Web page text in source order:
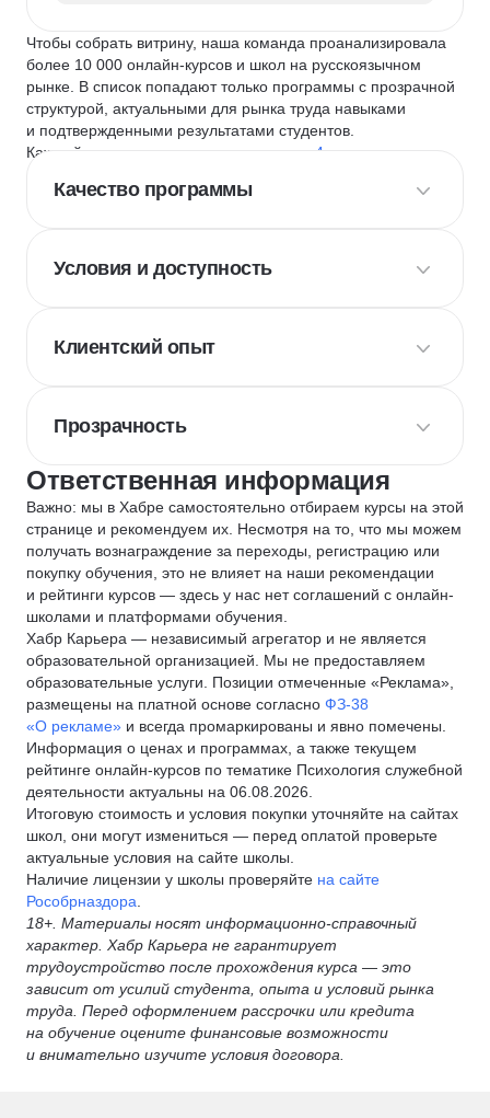
Чтобы собрать витрину, наша команда проанализировала
более 10 000 онлайн-курсов и школ на русскоязычном
рынке. В список попадают только программы с прозрачной
структурой, актуальными для рынка труда навыками
и подтвержденными результатами студентов.
Каждый курс и школу мы оцениваем по
4 критериям
Качество программы
Условия и доступность
Клиентский опыт
Прозрачность
Ответственная информация
Важно: мы в Хабре самостоятельно отбираем курсы на этой
странице и рекомендуем их. Несмотря на то, что мы можем
получать вознаграждение за переходы, регистрацию или
покупку обучения, это не влияет на наши рекомендации
и рейтинги курсов — здесь у нас нет соглашений с онлайн-
школами и платформами обучения.
Хабр Карьера — независимый агрегатор и не является
образовательной организацией. Мы не предоставляем
образовательные услуги. Позиции отмеченные «Реклама»,
размещены на платной основе согласно ФЗ-38
«О рекламе» и всегда промаркированы и явно помечены.
Информация о ценах и программах, а также текущем
рейтинге онлайн-курсов по тематике Психология служебной
деятельности актуальны на 06.08.2026.
Итоговую стоимость и условия покупки уточняйте на сайтах
школ, они могут измениться — перед оплатой проверьте
актуальные условия на сайте школы.
Наличие лицензии у школы проверяйте на сайте
Рособрназдора
18+. Материалы носят информационно-справочный
характер. Хабр Карьера не гарантирует
трудоустройство после прохождения курса — это
зависит от усилий студента, опыта и условий рынка
труда. Перед оформлением рассрочки или кредита
на обучение оцените финансовые возможности
и внимательно изучите условия договора.